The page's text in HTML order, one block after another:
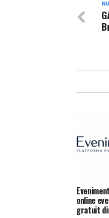
online
gratuit